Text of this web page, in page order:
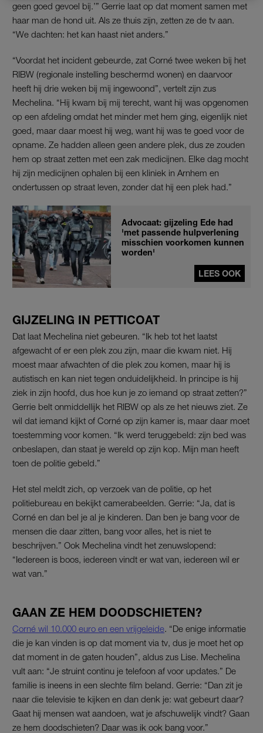
geen goed gevoel bij.’” Gerrie laat op dat moment samen met
haar man de hond uit. Als ze thuis zijn, zetten ze de tv aan.
“We dachten: het kan haast niet anders.”
“Voordat het incident gebeurde, zat Corné twee weken bij het
RIBW (regionale instelling beschermd wonen) en daarvoor
heeft hij drie weken bij mij ingewoond”, vertelt zijn zus
Mechelina. “Hij kwam bij mij terecht, want hij was opgenomen
op een afdeling omdat het minder met hem ging, eigenlijk niet
goed, maar daar moest hij weg, want hij was te goed voor de
opname. Ze hadden alleen geen andere plek, dus ze zouden
hem op straat zetten met een zak medicijnen. Elke dag mocht
hij zijn medicijnen ophalen bij een kliniek in Arnhem en
ondertussen op straat leven, zonder dat hij een plek had.”
Advocaat: gijzeling Ede had
'met passende hulpverlening
misschien voorkomen kunnen
worden'
LEES OOK
GIJZELING IN PETTICOAT
Dat laat Mechelina niet gebeuren. “Ik heb tot het laatst
afgewacht of er een plek zou zijn, maar die kwam niet. Hij
moest maar afwachten of die plek zou komen, maar hij is
autistisch en kan niet tegen onduidelijkheid. In principe is hij
ziek in zijn hoofd, dus hoe kun je zo iemand op straat zetten?”
Gerrie belt onmiddellijk het RIBW op als ze het nieuws ziet. Ze
wil dat iemand kijkt of Corné op zijn kamer is, maar daar moet
toestemming voor komen. “Ik werd teruggebeld: zijn bed was
onbeslapen, dan staat je wereld op zijn kop. Mijn man heeft
toen de politie gebeld.”
Het stel meldt zich, op verzoek van de politie, op het
politiebureau en bekijkt camerabeelden. Gerrie: “Ja, dat is
Corné en dan bel je al je kinderen. Dan ben je bang voor de
mensen die daar zitten, bang voor alles, het is niet te
beschrijven.” Ook Mechelina vindt het zenuwslopend:
“Iedereen is boos, iedereen vindt er wat van, iedereen wil er
wat van.”
GAAN ZE HEM DOODSCHIETEN?
Corné wil 10.000 euro en een vrijgeleide. “De enige informatie
die je kan vinden is op dat moment via tv, dus je moet het op
dat moment in de gaten houden”, aldus zus Lise. Mechelina
vult aan: “Je struint continu je telefoon af voor updates.” De
familie is ineens in een slechte film beland. Gerrie: “Dan zit je
naar die televisie te kijken en dan denk je: wat gebeurt daar?
Gaat hij mensen wat aandoen, wat je afschuwelijk vindt? Gaan
ze hem doodschieten? Daar was ik ook bang voor.”